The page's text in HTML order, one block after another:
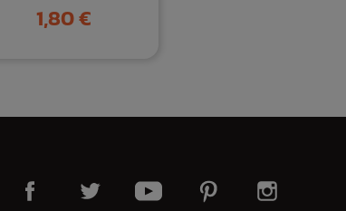
Prix
1,80 €